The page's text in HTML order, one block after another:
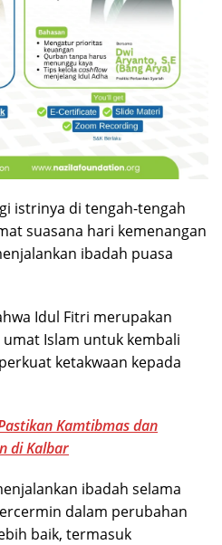
istrinya di tengah-tengah
suasana hari kemenangan
ibadah puasa
Idul Fitri merupakan
Islam untuk kembali
ketakwaan kepada
Kamtibmas dan
di Kalbar
ibadah selama
dalam perubahan
baik, termasuk